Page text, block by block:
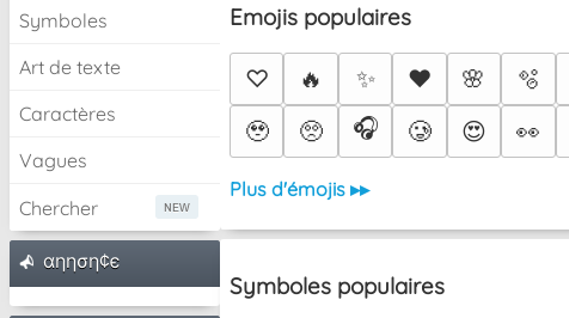
Symboles
Art de texte
Caractères
Vagues
Chercher
αηηση¢є
Emojis populaires
♡ 🔥 ✨ ❤️ 🌸 🫧
🥹
🥺 🎧 🥲 😍 👀
Plus d'émojis ▸▸
Symboles populaires